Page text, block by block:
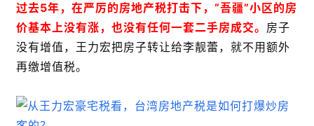
过去5年，在严厉的房地产税打击下，“吾疆”小区的房
价基本上没有涨，也没有任何一套二手房成交。 房子
没有增值，王力宏把房子转让给李靓蕾，就不用额外
再缴增值税。